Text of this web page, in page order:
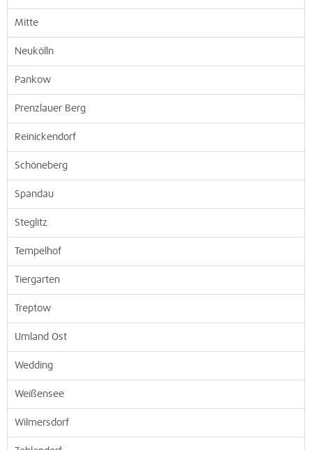
Mitte
Neukölln
Pankow
Prenzlauer Berg
Reinickendorf
Schöneberg
Spandau
Steglitz
Tempelhof
Tiergarten
Treptow
Umland Ost
Wedding
Weißensee
Wilmersdorf